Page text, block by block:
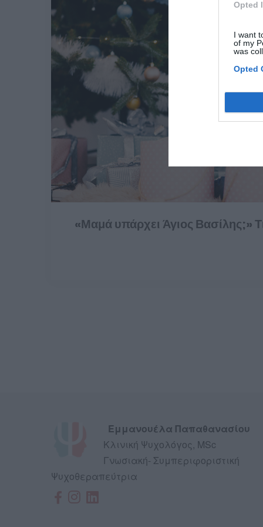
Opted
I want
of my
was
Opted
«Μαμά υπάρχει Άγιος Βασίλης;»
Eμμανουέλα Παπαθανασίου
Κλινική Ψυχολόγος, MSc
Γνωσιακή- Συμπεριφοριστική
Ψυχοθεραπεύτρια